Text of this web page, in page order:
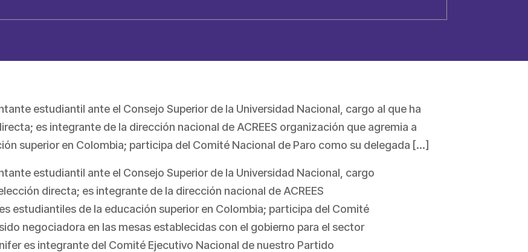
estudiantil ante el Consejo Superior de la Universidad Nacional, cargo al que ha
es integrante de la dirección nacional de ACREES organización que agremia a
superior en Colombia; participa del Comité Nacional de Paro como su delegada […]
estudiantil ante el Consejo Superior de la Universidad Nacional, cargo
directa; es integrante de la dirección nacional de ACREES
estudiantiles de la educación superior en Colombia; participa del Comité
negociadora en las mesas establecidas con el gobierno para el sector
es integrante del Comité Ejecutivo Nacional de nuestro Partido